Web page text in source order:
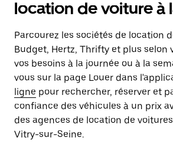
location de voiture à
Parcourez les sociétés de location
Budget, Hertz, Thrifty et plus selon
vos besoins à la journée ou à la
vous sur la page Louer dans
ligne pour rechercher, réserver et
confiance des véhicules à un prix
des agences de location de
Vitry-sur-Seine.